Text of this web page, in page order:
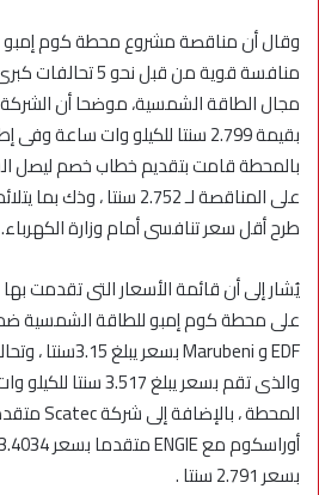
وقال أن مناقصة مشروع محطة كوم
منافسة قوية من قبل
مجال الطاقة الشمسية، موضحا أن
بقيمة 2.799 سنتا للكيلو وات
بالمحطة قامت بتقديم خطاب خصم ليصل
على المناقصة لـ 2.752
طرح أقل سعر تنافسى أمام وزارة الكهرباء.
يُشار إلى أن قائمة الأسعار التى تقدمت
على محطة كوم إمبو للطاقة الشمسية
والذى تقم بسعر يبلغ
بسعر 2.791 سنتا .